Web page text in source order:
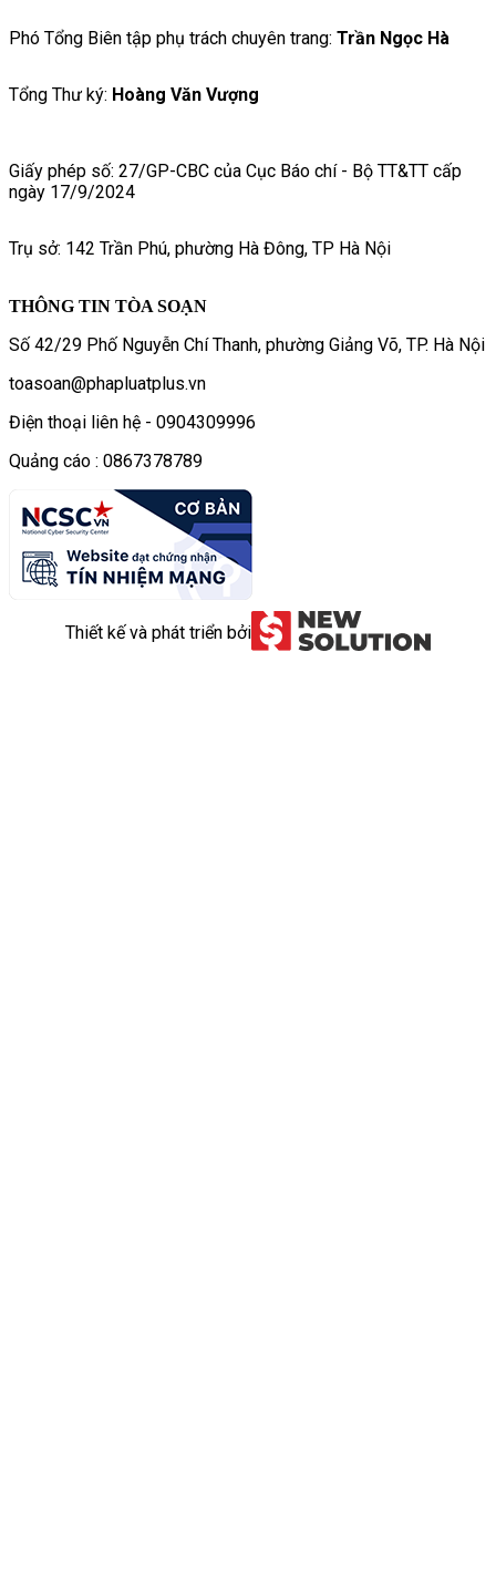
Phó Tổng Biên tập phụ trách chuyên trang: Trần Ngọc Hà
Tổng Thư ký: Hoàng Văn Vượng
Giấy phép số: 27/GP-CBC của Cục Báo chí - Bộ TT&TT cấp
ngày 17/9/2024
Trụ sở: 142 Trần Phú, phường Hà Đông, TP Hà Nội
THÔNG TIN TÒA SOẠN
Số 42/29 Phố Nguyễn Chí Thanh, phường Giảng Võ, TP. Hà Nội
toasoan@phapluatplus.vn
Điện thoại liên hệ - 0904309996
Quảng cáo : 0867378789
Thiết kế và phát triển bởi